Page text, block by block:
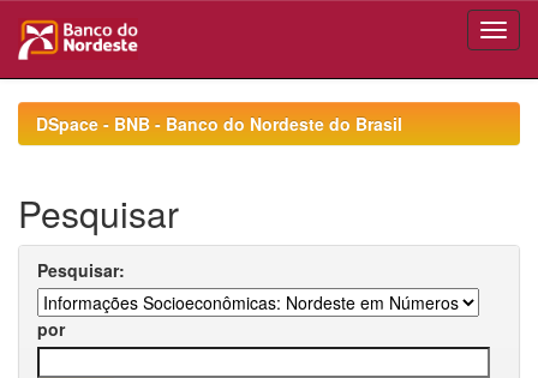
navigationDSpace - BNB - Banco do Nordeste do Brasil
Pesquisar
Pesquisar:
por